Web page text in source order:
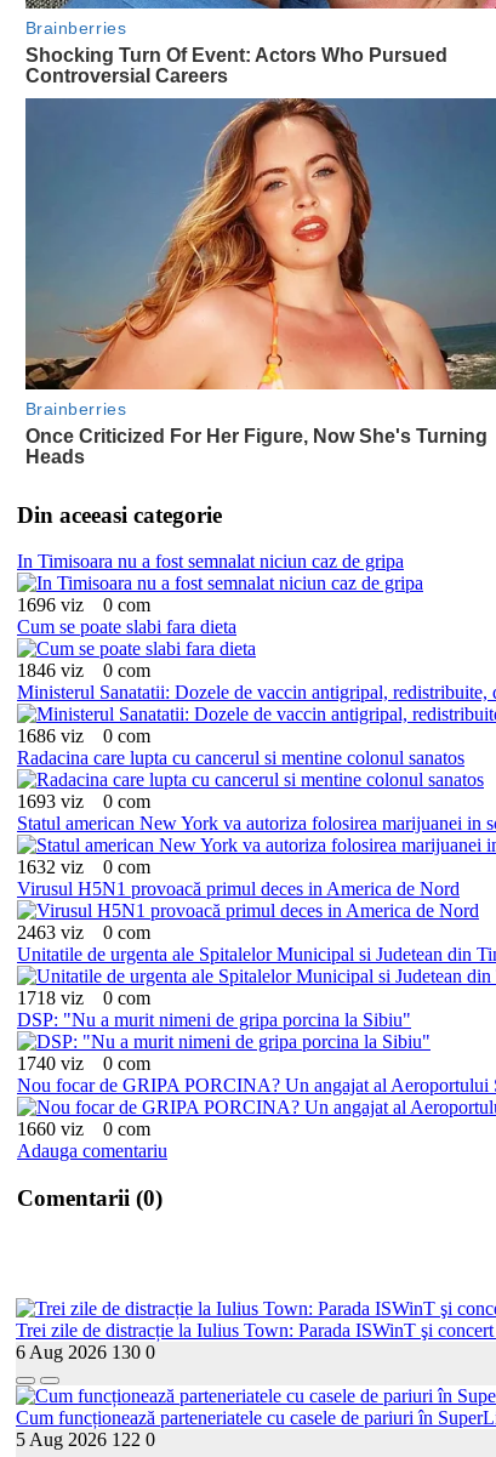
Din aceeasi categorie
In Timisoara nu a fost semnalat niciun caz de gripa
1696 viz
0 com
Cum se poate slabi fara dieta
1846 viz
0 com
Ministerul Sanatatii: Dozele de vaccin antigripal, redistribuite,
1686 viz
0 com
Radacina care lupta cu cancerul si mentine colonul sanatos
1693 viz
0 com
Statul american New York va autoriza folosirea marijuanei in
1632 viz
0 com
Virusul H5N1 provoacă primul deces in America de Nord
2463 viz
0 com
Unitatile de urgenta ale Spitalelor Municipal si Judetean din
1718 viz
0 com
DSP: "Nu a murit nimeni de gripa porcina la Sibiu"
1740 viz
0 com
Nou focar de GRIPA PORCINA? Un angajat al Aeroportului
1660 viz
0 com
Adauga comentariu
Comentarii (0)
Trei zile de distracție la Iulius Town: Parada ISWinT şi
6 Aug 2026 130 0
Cum funcționează parteneriatele cu casele de pariuri în
5 Aug 2026 122 0